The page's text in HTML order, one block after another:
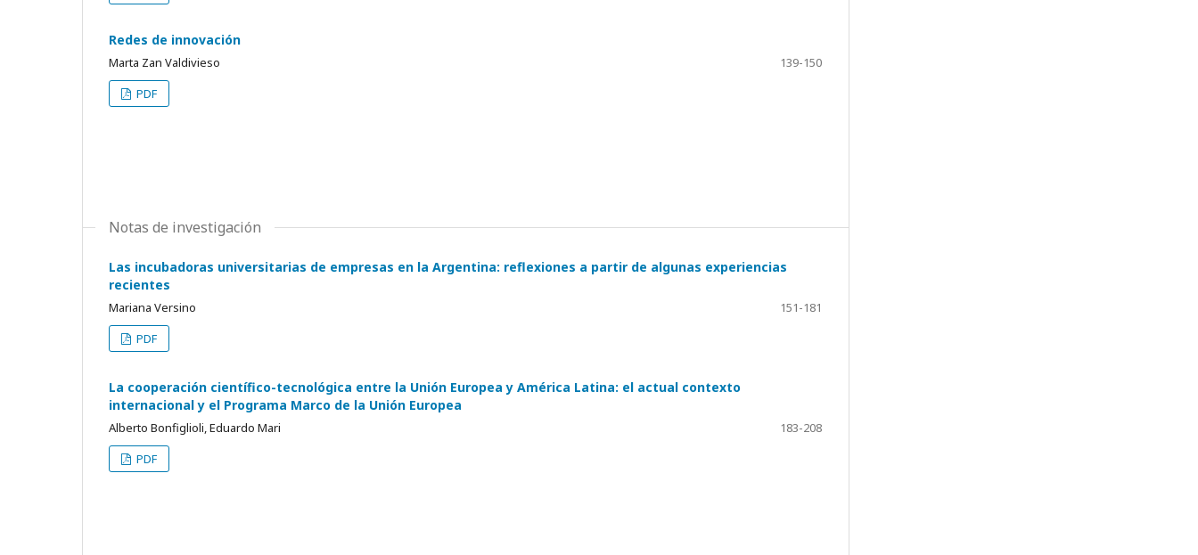
Redes de innovación
Marta Zan Valdivieso
139-150
PDF
Notas de investigación
Las incubadoras universitarias de empresas en la Argentina: reflexiones a partir de algunas experiencias
recientes
Mariana Versino
151-181
PDF
La cooperación científico-tecnológica entre la Unión Europea y América Latina: el actual contexto
internacional y el Programa Marco de la Unión Europea
Alberto Bonfiglioli, Eduardo Mari
183-208
PDF